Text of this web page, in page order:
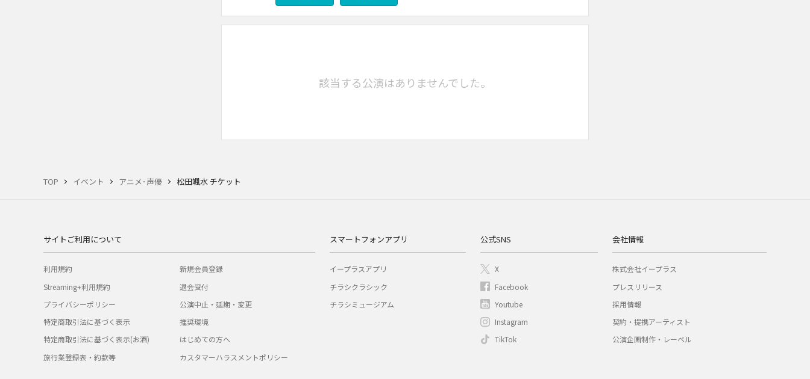
TOP イベント アニメ･声優 松田颯水 チケット
該当する公演はありませんでした。
サイトご利用について
利用規約
Streaming+利用規約
プライバシーポリシー
特定商取引法に基づく表示
特定商取引法に基づく表示(お酒)
旅行業登録表・約款等
新規会員登録
退会受付
公演中止・延期・変更
推奨環境
はじめての方へ
カスタマーハラスメントポリシー
スマートフォンアプリ
イープラスアプリ
チラシクラシック
チラシミュージアム
公式SNS
X
Facebook
Youtube
Instagram
TikTok
会社情報
株式会社イープラス
プレスリリース
採用情報
契約・提携アーティスト
公演企画制作・レーベル